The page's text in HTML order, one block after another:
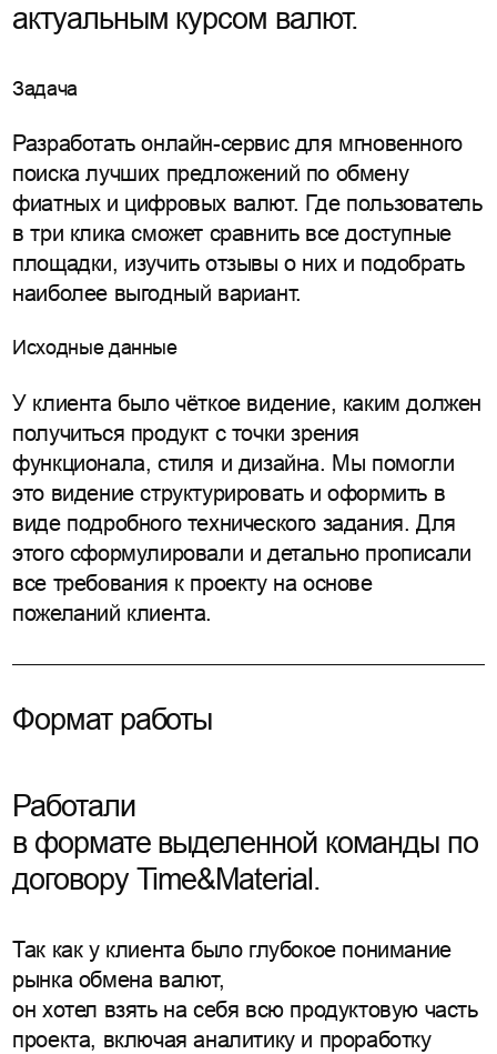
актуальным курсом валют.
Задача
Разработать онлайн-сервис для мгновенного
поиска лучших предложений по обмену
фиатных и цифровых валют. Где пользователь
в три клика сможет сравнить все доступные
площадки, изучить отзывы о них и подобрать
наиболее выгодный вариант.
Исходные данные
У клиента было чёткое видение, каким должен
получиться продукт с точки зрения
функционала, стиля и дизайна. Мы помогли
это видение структурировать и оформить в
виде подробного технического задания. Для
этого сформулировали и детально прописали
все требования к проекту на основе
пожеланий клиента.
Формат работы
Работали
в формате выделенной команды по
договору Time&Material.
Так как у клиента было глубокое понимание
рынка обмена валют,
он хотел взять на себя всю продуктовую часть
проекта, включая аналитику и проработку